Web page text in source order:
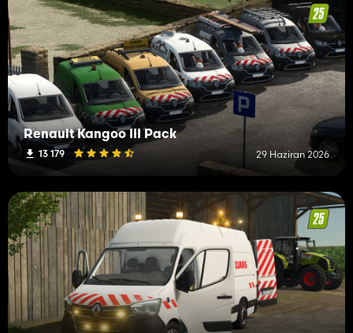
Renault Kangoo III Pack
13 179 29 Haziran 2026